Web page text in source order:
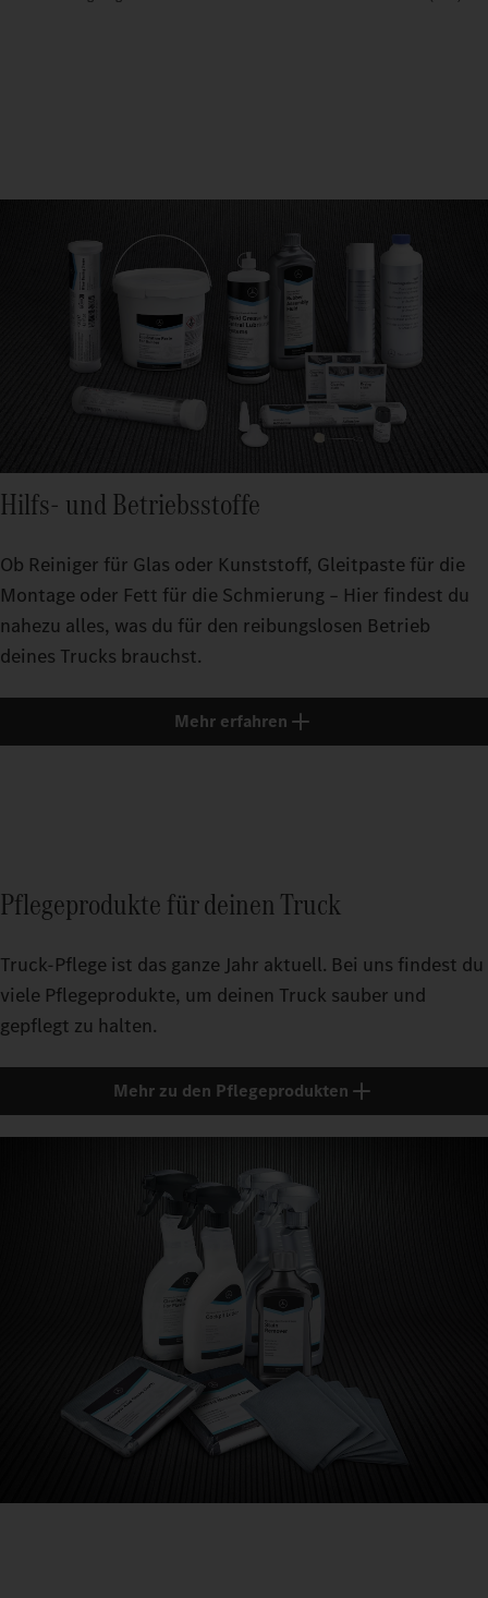
Hilfs- und Betriebsstoffe
Ob Reiniger für Glas oder Kunststoff, Gleitpaste für die
Montage oder Fett für die Schmierung – Hier findest du
nahezu alles, was du für den reibungslosen Betrieb
deines Trucks brauchst.
Mehr erfahren
Pflegeprodukte für deinen Truck
Truck-Pflege ist das ganze Jahr aktuell. Bei uns findest du
viele Pflegeprodukte, um deinen Truck sauber und
gepflegt zu halten.
Mehr zu den Pflegeprodukten